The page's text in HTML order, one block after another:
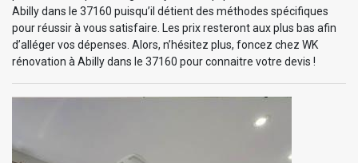
Abilly dans le 37160 puisqu’il détient des méthodes spécifiques
pour réussir à vous satisfaire. Les prix resteront aux plus bas afin
d’alléger vos dépenses. Alors, n’hésitez plus, foncez chez WK
rénovation à Abilly dans le 37160 pour connaitre votre devis !